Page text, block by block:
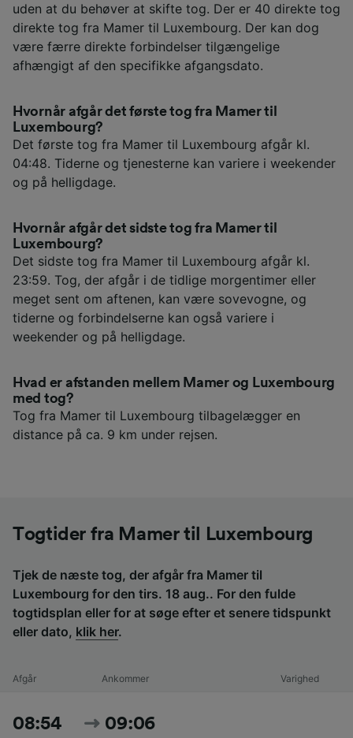
uden at du behøver at skifte tog. Der er 40 direkte tog
direkte tog fra Mamer til Luxembourg. Der kan dog
være færre direkte forbindelser tilgængelige
afhængigt af den specifikke afgangsdato.
Hvornår afgår det første tog fra Mamer til
Luxembourg?
Det første tog fra Mamer til Luxembourg afgår kl.
04:48. Tiderne og tjenesterne kan variere i weekender
og på helligdage.
Hvornår afgår det sidste tog fra Mamer til
Luxembourg?
Det sidste tog fra Mamer til Luxembourg afgår kl.
23:59. Tog, der afgår i de tidlige morgentimer eller
meget sent om aftenen, kan være sovevogne, og
tiderne og forbindelserne kan også variere i
weekender og på helligdage.
Hvad er afstanden mellem Mamer og Luxembourg
med tog?
Tog fra Mamer til Luxembourg tilbagelægger en
distance på ca. 9 km under rejsen.
Togtider fra Mamer til Luxembourg
Tjek de næste tog, der afgår fra Mamer til
Luxembourg for den tirs. 18 aug.. For den fulde
togtidsplan eller for at søge efter et senere tidspunkt
eller dato, klik her.
Afgår Ankommer Varighed
08:54 09:06